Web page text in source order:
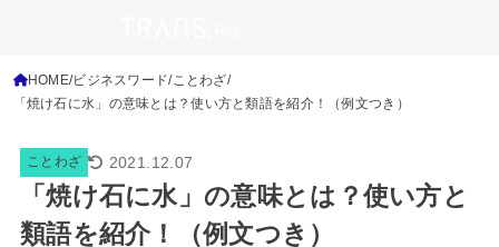
HOME ビジネスワード ことわざ
「焼け石に水」の意味とは？使い方と類語を紹介！（例文つき）
ことわざ 2021.12.07
「焼け石に水」の意味とは？使い方と
類語を紹介！（例文つき）